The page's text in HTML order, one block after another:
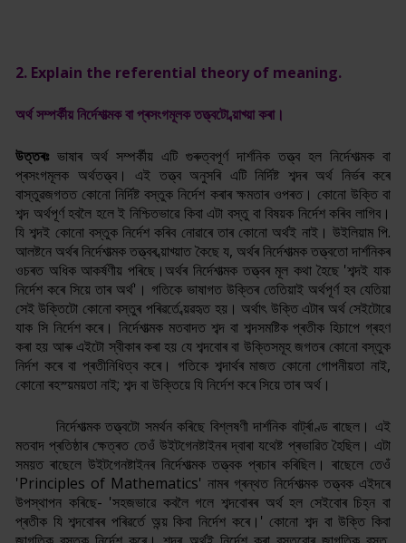
2. Explain the referential theory of meaning.
অৰ্থ সম্পৰ্কীয় নিৰ্দেশাত্মক বা প্ৰসংগমূলক তত্ত্বটো ব্য়াখ্য়া কৰা।
উত্তৰঃ ভাষাৰ অৰ্থ সম্পৰ্কীয় এটি গুৰুত্বপূৰ্ণ দাৰ্শনিক তত্ত্ব হল নিৰ্দেশাত্মক বা
প্ৰসংগমূলক অৰ্থতত্ত্ব। এই তত্ত্ব অনুসৰি এটি নিৰ্দিষ্ট শব্দৰ অৰ্থ নিৰ্ভৰ কৰে
বাস্তুৱজগতত কোনো নিৰ্দিষ্ট বস্তুক নিৰ্দেশ কৰাৰ ক্ষমতাৰ ওপৰত। কোনো উক্তি বা
শব্দ অৰ্থপূৰ্ণ হবলৈ হলে ই নিশ্চিতভাৱে কিবা এটা বস্তু বা বিষয়ক নিৰ্দেশ কৰিব লাগিব।
যি শব্দই কোনো বস্তুক নিৰ্দেশ কৰিব নোৱাৰে তাৰ কোনো অৰ্থই নাই। উইলিয়াম পি.
আলষ্টনে অৰ্থৰ নিৰ্দেশাত্মক তত্ত্বৰ ব্য়াখ্য়াত কৈছে য, অৰ্থৰ নিৰ্দেশাত্মক তত্ত্বতো দাৰ্শনিকৰ
ওচৰত অধিক আকৰ্ষণীয় পৰিছে।অৰ্থৰ নিৰ্দেশাত্মক তত্ত্বৰ মূল কথা হৈছে 'শব্দই যাক
নিৰ্দেশ কৰে সিয়ে তাৰ অৰ্থ'। গতিকে ভাষাগত উক্তিৰ তেতিয়াই অৰ্থপূৰ্ণ হব যেতিয়া
সেই উক্তিটো কোনো বস্তুৰ পৰিৱৰ্তে ব্য়ৱহৃত হয়। অৰ্থাৎ উক্তি এটাৰ অৰ্থ সেইটোৱে
যাক সি নিৰ্দেশ কৰে। নিৰ্দেশাত্মক মতবাদত শব্দ বা শব্দসমষ্টিক প্ৰতীক হিচাপে গ্ৰহণ
কৰা হয় আৰু এইটো স্বীকাৰ কৰা হয় যে শব্দবোৰ বা উক্তিসমূহ জগতৰ কোনো বস্তুক
নিৰ্দশ কৰে বা প্ৰতীনিধিত্ব কৰে। গতিকে শব্দাৰ্থৰ মাজত কোনো গোপনীয়তা নাই,
কোনো ৰহস্য়ময়তা নাই; শব্দ বা উক্তিয়ে যি নিৰ্দেশ কৰে সিয়ে তাৰ অৰ্থ।
নিৰ্দেশাত্মক তত্ত্বটো সমৰ্থন কৰিছে বিশ্লষণী দাৰ্শনিক বাৰ্ট্ৰাণ্ড ৰাছেল। এই
মতবাদ প্ৰতিষ্ঠাৰ ক্ষেত্ৰত তেওঁ উইটগেনষ্টাইনৰ দ্বাৰা যথেষ্ট প্ৰভাৱিত হৈছিল। এটা
সময়ত ৰাছেলে উইটগেনষ্টাইনৰ নিৰ্দেশাত্মক তত্ত্বক প্ৰচাৰ কৰিছিল। ৰাছেলে তেওঁ
'Principles of Mathematics' নামৰ গ্ৰন্থত নিৰ্দেশাত্মক তত্ত্বক এইদৰে
উপস্থাপন কৰিছে- 'সহজভাৱে কবলৈ গলে শব্দবোৰৰ অৰ্থ হল সেইবোৰ চিহ্ন বা
প্ৰতীক যি শব্দবোৰৰ পৰিৱৰ্তে অন্য় কিবা নিৰ্দেশ কৰে।' কোনো শব্দ বা উক্তি কিবা